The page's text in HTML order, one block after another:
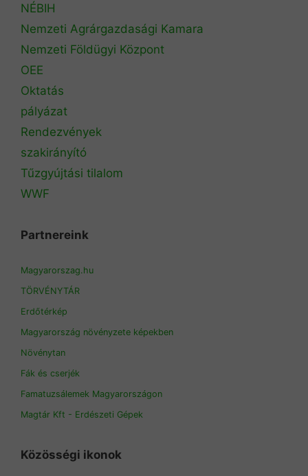
NÉBIH
Nemzeti Agrárgazdasági Kamara
Nemzeti Földügyi Központ
OEE
Oktatás
pályázat
Rendezvények
szakirányító
Tűzgyújtási tilalom
WWF
Partnereink
Magyarorszag.hu
TÖRVÉNYTÁR
Erdőtérkép
Magyarország növényzete képekben
Növénytan
Fák és cserjék
Famatuzsálemek Magyarországon
Magtár Kft - Erdészeti Gépek
Közösségi ikonok